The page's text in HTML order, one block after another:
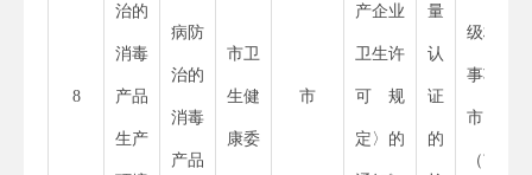
8
治的
消毒
产品
生产
病防
治的
消毒
产品
市卫
生健
康委
市
产企业
卫生许
可规
定〉的
量
认
证
的
级权限
事项，
市、县
（市、